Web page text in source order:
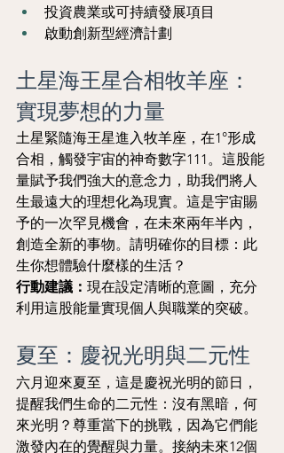
投資農業或可持續發展項目
啟動創新型經濟計劃
土星海王星合相牧羊座：
實現夢想的力量
土星緊隨海王星進入牧羊座，在1°形成
合相，觸發宇宙的神奇數字111。這股能
量賦予我們強大的意念力，助我們將人
生最遠大的理想化為現實。這是宇宙賜
予的一次罕見機會，在未來兩年半內，
創造全新的事物。請明確你的目標：此
生你想體驗什麼樣的生活？
行動建議： 現在設定清晰的意圖，充分
利用這股能量實現個人與職業的突破。
夏至：慶祝光明與二元性
六月迎來夏至，這是慶祝光明的節日，
提醒我們生命的二元性：沒有黑暗，何
來光明？尊重當下的挑戰，因為它們能
激發內在的覺醒與力量。接納未來12個